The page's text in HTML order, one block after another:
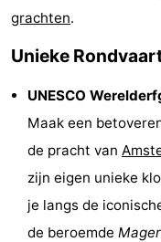
Monumenten
-
Kerken
-
Uitkijkpunten
Attracties
Rondvaarten
Experiences
Dorpen
grachten.
Unieke
UNESCO
Maak een
de pracht van
zijn eigen unieke
je langs de
de beroemde